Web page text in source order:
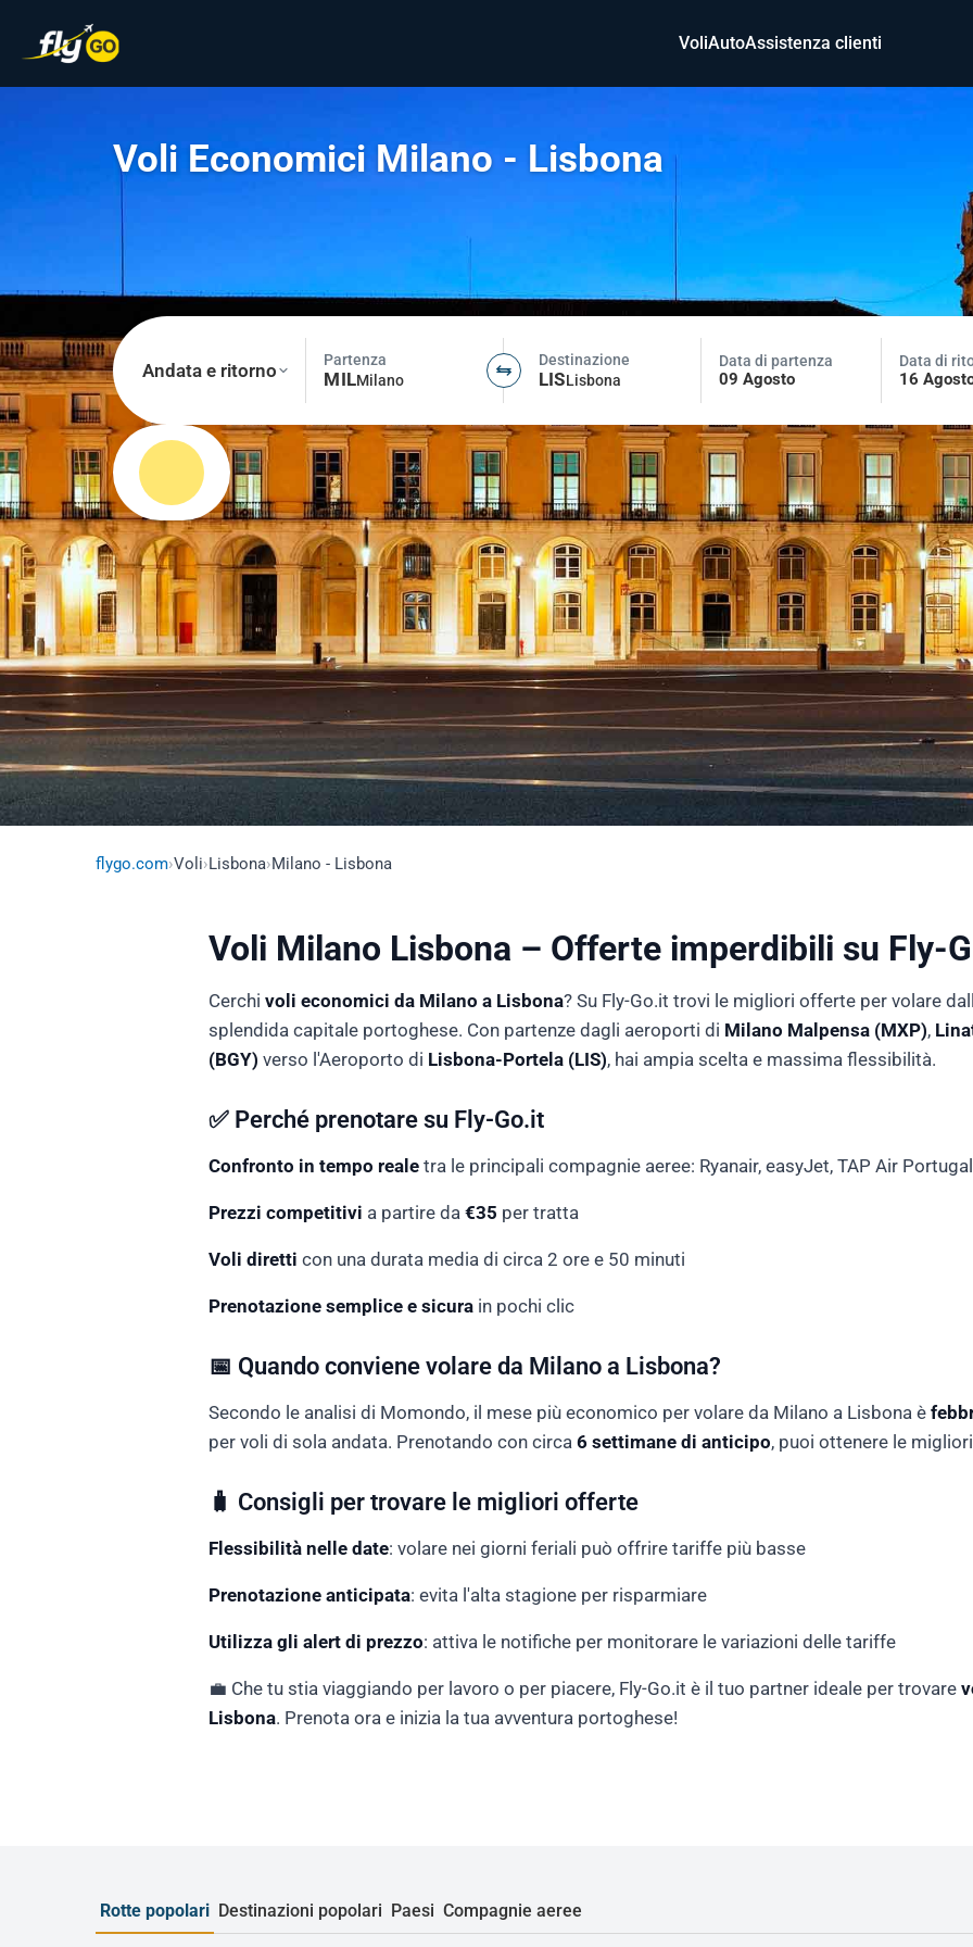
VoliAutoAssistenza clienti
Voli Economici Milano - Lisbona
Andata e ritorno Partenza
MILMilano
Destinazione
LISLisbona
Data di partenza
09 Agosto
Data di
16
flygo.com›Voli›Lisbona›Milano - Lisbona
Voli Milano Lisbona – Offerte imperdibili su Fly-
Cerchi voli economici da Milano a Lisbona? Su Fly-Go.it trovi le migliori offerte per volare
splendida capitale portoghese. Con partenze dagli aeroporti di Milano Malpensa (MXP),
(BGY) verso l'Aeroporto di Lisbona-Portela (LIS), hai ampia scelta e massima flessibilità.
✅ Perché prenotare su Fly-Go.it
Confronto in tempo reale tra le principali compagnie aeree: Ryanair, easyJet, TAP Air
Prezzi competitivi a partire da €35 per tratta
Voli diretti con una durata media di circa 2 ore e 50 minuti
Prenotazione semplice e sicura in pochi clic
📅 Quando conviene volare da Milano a Lisbona?
Secondo le analisi di Momondo, il mese più economico per volare da Milano a Lisbona è
per voli di sola andata. Prenotando con circa 6 settimane di anticipo, puoi ottenere le
🧳 Consigli per trovare le migliori offerte
Flessibilità nelle date: volare nei giorni feriali può offrire tariffe più basse
Prenotazione anticipata: evita l'alta stagione per risparmiare
Utilizza gli alert di prezzo: attiva le notifiche per monitorare le variazioni delle tariffe
💼 Che tu stia viaggiando per lavoro o per piacere, Fly-Go.it è il tuo partner ideale per trovare
Lisbona. Prenota ora e inizia la tua avventura portoghese!
Rotte popolari Destinazioni popolari Paesi Compagnie aeree